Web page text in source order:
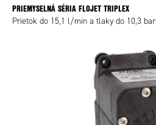
PRIEMYSELNÁ SÉRIA FLOJET TRIPLEX
Prietok do 15,1 l/min a tlaky do 10,3 bar